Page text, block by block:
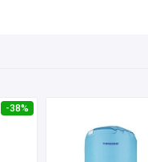
-38%